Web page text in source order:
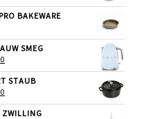
IS:BAKEWARE
IS:
€23,99.
SMEG
IS:STAUB
IS:
ZWILLING